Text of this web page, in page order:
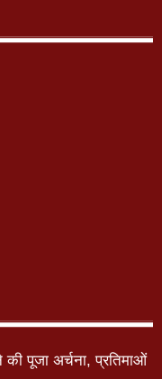
की पूजा अर्चना, प्रतिमाओं